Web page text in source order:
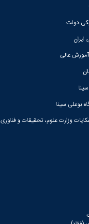
دولت
عالی
بوعلی سینا
وزارت علوم، تحقیقات و فناوری